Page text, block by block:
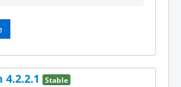
Stable